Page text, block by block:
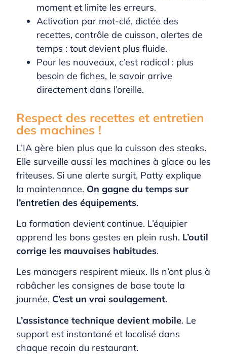
moment et limite les erreurs.
Activation par mot-clé, dictée des
recettes, contrôle de cuisson, alertes de
temps : tout devient plus fluide.
Pour les nouveaux, c’est radical : plus
besoin de fiches, le savoir arrive
directement dans l’oreille.
Respect des recettes et entretien
des machines !
L’IA gère bien plus que la cuisson des steaks.
Elle surveille aussi les machines à glace ou les
friteuses. Si une alerte surgit, Patty explique
la maintenance. On gagne du temps sur
l’entretien des équipements.
La formation devient continue. L’équipier
apprend les bons gestes en plein rush. L’outil
corrige les mauvaises habitudes.
Les managers respirent mieux. Ils n’ont plus à
rabâcher les consignes de base toute la
journée. C’est un vrai soulagement.
L’assistance technique devient mobile. Le
support est instantané et localisé dans
chaque recoin du restaurant.